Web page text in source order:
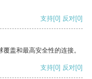
支持[0] 反对[0]
盖和最高安全性的连接。
支持[0] 反对[0]